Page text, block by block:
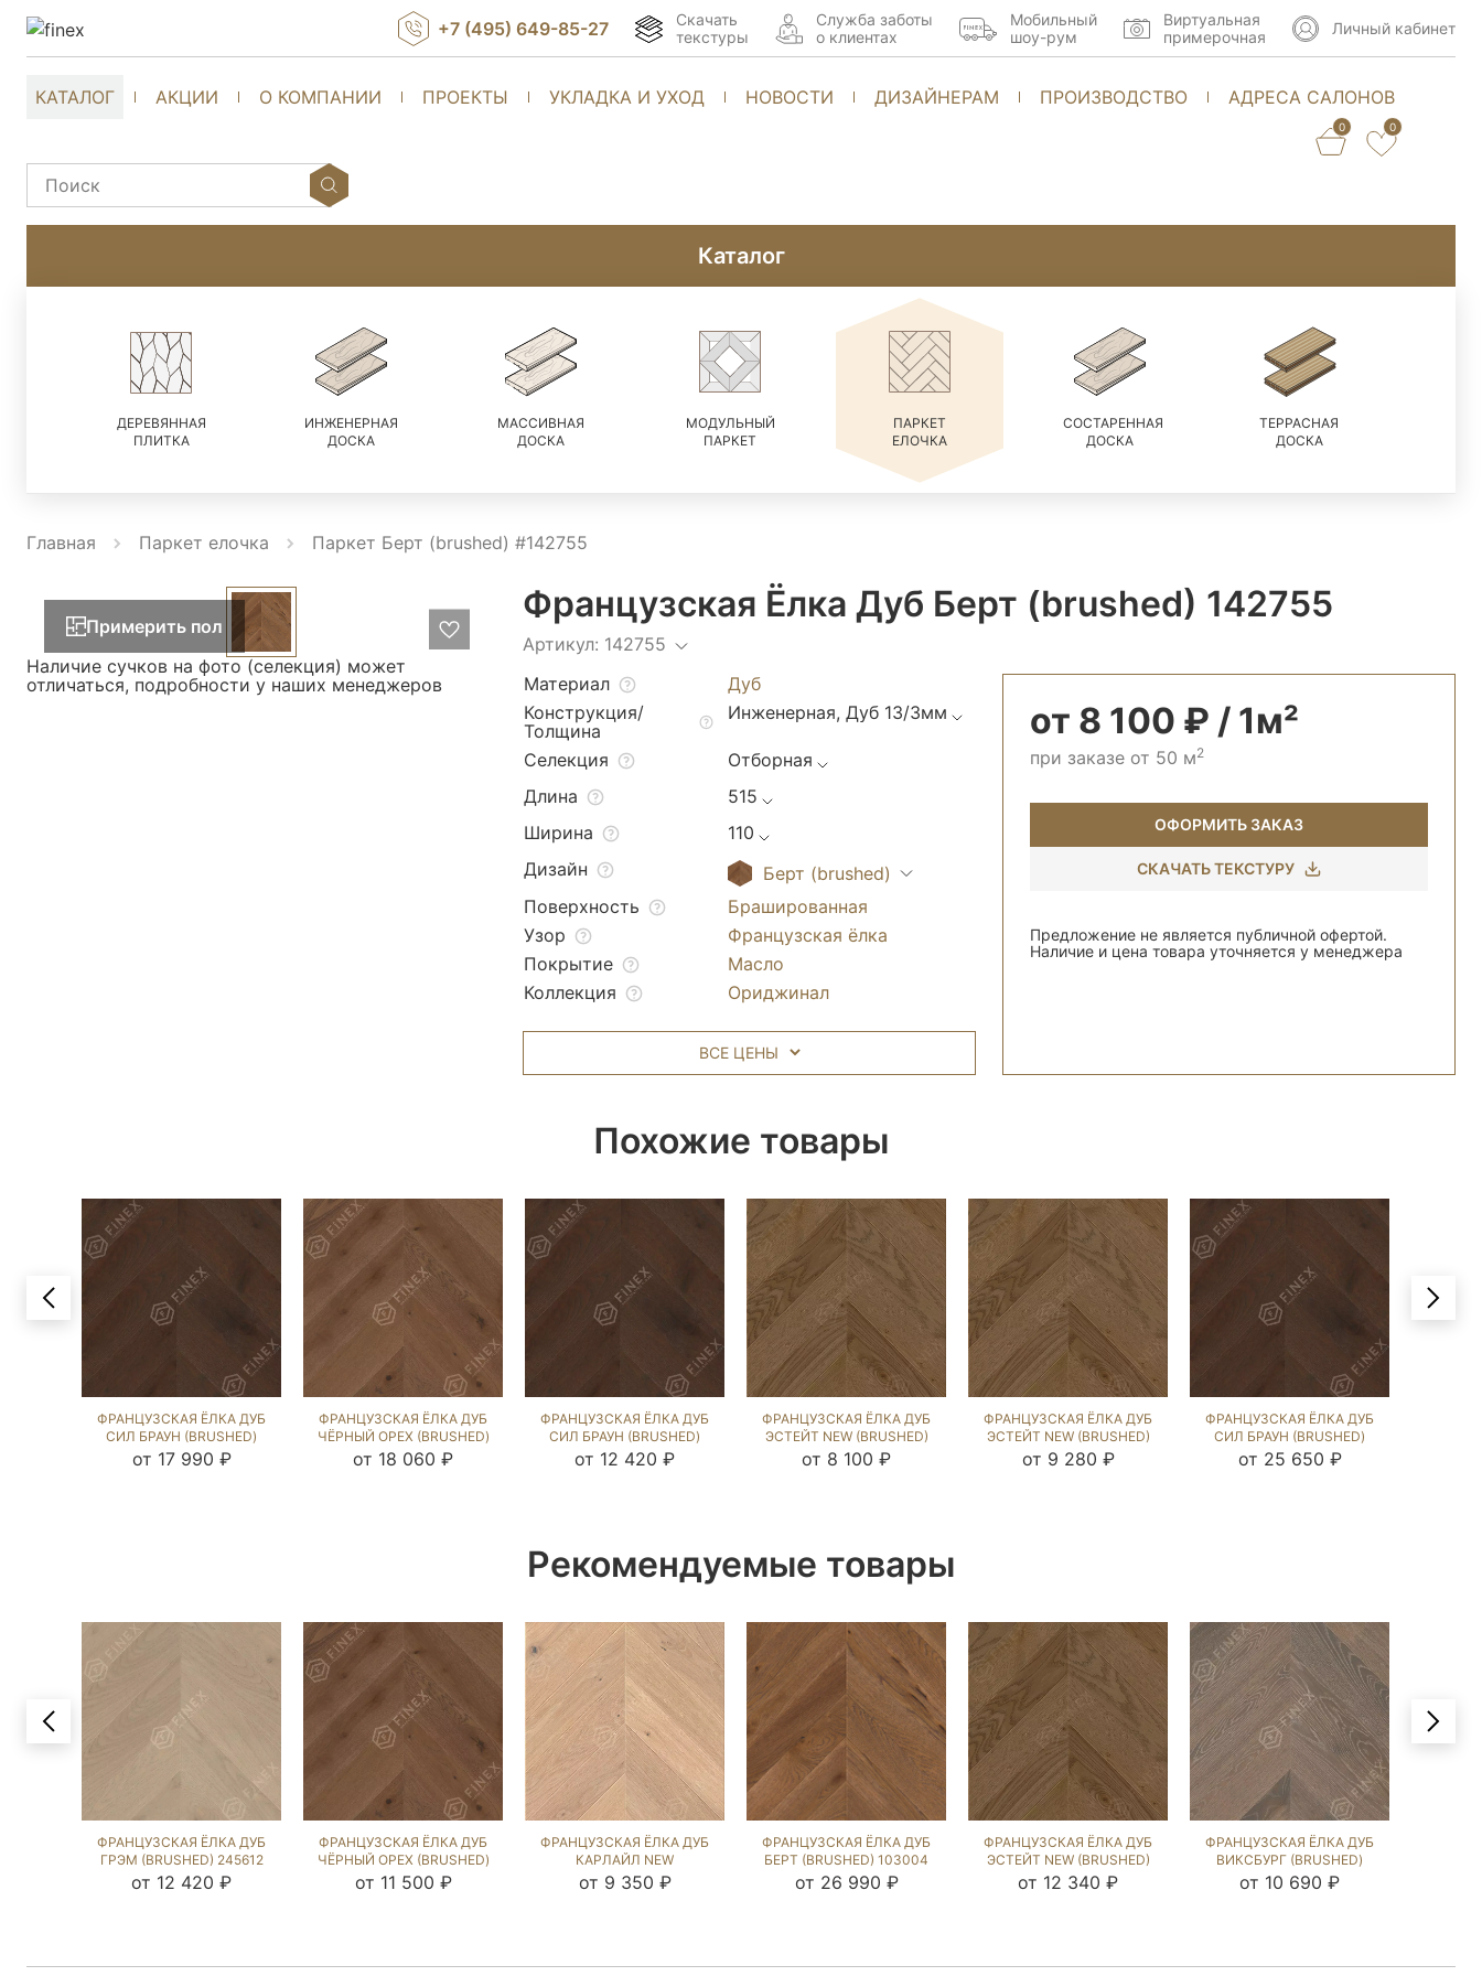
КАТАЛОГ АКЦИИ О КОМПАНИИ ПРОЕКТЫ УКЛАДКА И УХОД НОВОСТИ ДИЗАЙНЕРАМ ПРОИЗВОДСТВО АДРЕСА САЛОНОВ
0 0
+7 (495) 649-85-27
Скачать
текстуры
Cлужба заботы
о клиентах
Мобильный
шоу-рум
Виртуальная
примерочная
Личный кабинет
Каталог
ДЕРЕВЯННАЯ
ПЛИТКА
ИНЖЕНЕРНАЯ
ДОСКА
МАССИВНАЯ
ДОСКА
МОДУЛЬНЫЙ
ПАРКЕТ
ПАРКЕТ
ЕЛОЧКА
СОСТАРЕННАЯ
ДОСКА
ТЕРРАСНАЯ
ДОСКА
Главная Паркет елочка Паркет Берт (brushed) #142755
Примерить пол
Наличие сучков на фото (селекция) может
отличаться, подробности у наших менеджеров
Французская Ёлка Дуб Берт (brushed) 142755
Артикул: 142755
Материал
Дуб
Конструкция/
Толщина
Инженерная, Дуб 13/3мм
Селекция
Отборная
Длина
515
Ширина
110
Дизайн
Берт (brushed)
Поверхность
Брашированная
Узор
Французская ёлка
Покрытие
Масло
Коллекция
Ориджинал
от 8 100 ₽ / 1м²
при заказе от 50 м2
ОФОРМИТЬ ЗАКАЗ
СКАЧАТЬ ТЕКСТУРУ
Предложение не является публичной офертой.
Наличие и цена товара уточняется у менеджера
ВСЕ ЦЕНЫ
Похожие товары
ФРАНЦУЗСКАЯ ЁЛКА ДУБ
СИЛ БРАУН (BRUSHED)
106439
от 17 990 ₽
ФРАНЦУЗСКАЯ ЁЛКА ДУБ
ЧЁРНЫЙ ОРЕХ (BRUSHED)
107768
от 18 060 ₽
ФРАНЦУЗСКАЯ ЁЛКА ДУБ
СИЛ БРАУН (BRUSHED)
245875
от 12 420 ₽
ФРАНЦУЗСКАЯ ЁЛКА ДУБ
ЭСТЕЙТ NEW (BRUSHED)
143615
от 8 100 ₽
ФРАНЦУЗСКАЯ ЁЛКА ДУБ
ЭСТЕЙТ NEW (BRUSHED)
213184
от 9 280 ₽
ФРАНЦУЗСКАЯ ЁЛКА ДУБ
СИЛ БРАУН (BRUSHED)
103394
от 25 650 ₽
Рекомендуемые товары
ФРАНЦУЗСКАЯ ЁЛКА ДУБ
ГРЭМ (BRUSHED) 245612
от 12 420 ₽
ФРАНЦУЗСКАЯ ЁЛКА ДУБ
ЧЁРНЫЙ ОРЕХ (BRUSHED)
143078
от 11 500 ₽
ФРАНЦУЗСКАЯ ЁЛКА ДУБ
КАРЛАЙЛ NEW
(BRUSHED) 294032
от 9 350 ₽
ФРАНЦУЗСКАЯ ЁЛКА ДУБ
БЕРТ (BRUSHED) 103004
от 26 990 ₽
ФРАНЦУЗСКАЯ ЁЛКА ДУБ
ЭСТЕЙТ NEW (BRUSHED)
245771
от 12 340 ₽
ФРАНЦУЗСКАЯ ЁЛКА ДУБ
ВИКСБУРГ (BRUSHED)
142987
от 10 690 ₽